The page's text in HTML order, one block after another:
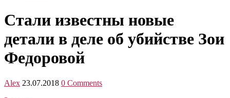
Стали известны новые
детали в деле об убийстве Зои
Федоровой
Alex 23.07.2018 0 Comments